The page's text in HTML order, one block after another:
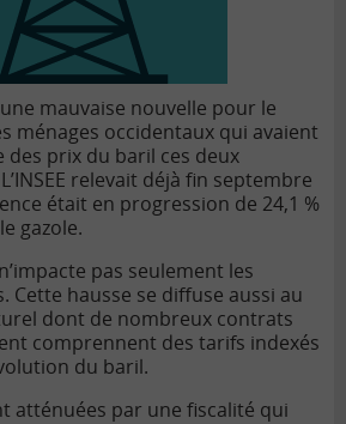
mauvaise nouvelle pour le
ménages occidentaux qui avaient
des prix du baril ces deux
relevait déjà fin septembre
était en progression de 24,1 %
gazole.
pas seulement les
hausse se diffuse aussi au
dont de nombreux contrats
comprennent des tarifs indexés
du baril.
atténuées par une fiscalité qui